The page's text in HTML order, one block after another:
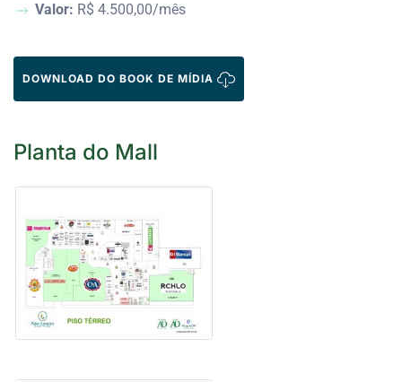
Valor: R$ 4.500,00/mês
DOWNLOAD DO BOOK DE MÍDIA
Planta do Mall